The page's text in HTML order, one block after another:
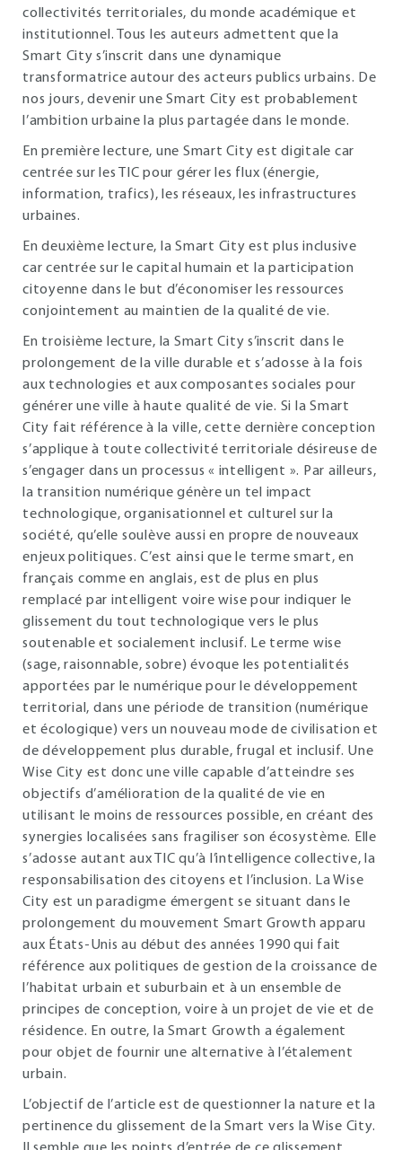
collectivités territoriales, du monde académique et
institutionnel. Tous les auteurs admettent que la
Smart City s’inscrit dans une dynamique
transformatrice autour des acteurs publics urbains. De
nos jours, devenir une Smart City est probablement
l’ambition urbaine la plus partagée dans le monde.
En première lecture, une Smart City est digitale car
centrée sur les TIC pour gérer les flux (énergie,
information, trafics), les réseaux, les infrastructures
urbaines.
En deuxième lecture, la Smart City est plus inclusive
car centrée sur le capital humain et la participation
citoyenne dans le but d’économiser les ressources
conjointement au maintien de la qualité de vie.
En troisième lecture, la Smart City s’inscrit dans le
prolongement de la ville durable et s’adosse à la fois
aux technologies et aux composantes sociales pour
générer une ville à haute qualité de vie. Si la Smart
City fait référence à la ville, cette dernière conception
s’applique à toute collectivité territoriale désireuse de
s’engager dans un processus « intelligent ». Par ailleurs,
la transition numérique génère un tel impact
technologique, organisationnel et culturel sur la
société, qu’elle soulève aussi en propre de nouveaux
enjeux politiques. C’est ainsi que le terme smart, en
français comme en anglais, est de plus en plus
remplacé par intelligent voire wise pour indiquer le
glissement du tout technologique vers le plus
soutenable et socialement inclusif. Le terme wise
(sage, raisonnable, sobre) évoque les potentialités
apportées par le numérique pour le développement
territorial, dans une période de transition (numérique
et écologique) vers un nouveau mode de civilisation et
de développement plus durable, frugal et inclusif. Une
Wise City est donc une ville capable d’atteindre ses
objectifs d’amélioration de la qualité de vie en
utilisant le moins de ressources possible, en créant des
synergies localisées sans fragiliser son écosystème. Elle
s’adosse autant aux TIC qu’à l’intelligence collective, la
responsabilisation des citoyens et l’inclusion. La Wise
City est un paradigme émergent se situant dans le
prolongement du mouvement Smart Growth apparu
aux États-Unis au début des années 1990 qui fait
référence aux politiques de gestion de la croissance de
l’habitat urbain et suburbain et à un ensemble de
principes de conception, voire à un projet de vie et de
résidence. En outre, la Smart Growth a également
pour objet de fournir une alternative à l’étalement
urbain.
L’objectif de l’article est de questionner la nature et la
pertinence du glissement de la Smart vers la Wise City.